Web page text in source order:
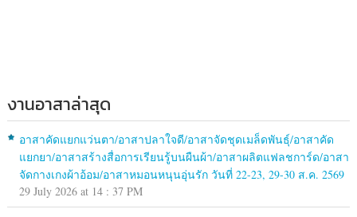
งานอาสาล่าสุด
อาสาคัดแยกแว่นตา/อาสาปลาใจดี/อาสาจัดชุดเมล็ดพันธุ์/อาสาคัด
แยกยา/อาสาสร้างสื่อการเรียนรู้บนผืนผ้า/อาสาผลิตแฟลชการ์ด/อาสา
จัดกางเกงผ้าอ้อม/อาสาหมอนหนุนอุ่นรัก วันที่ 22-23, 29-30 ส.ค. 2569
29 July 2026 at 14 : 37 PM